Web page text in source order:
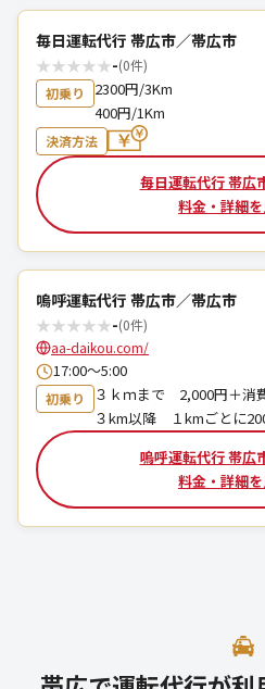
毎日運転代行 帯広市／帯広市
★★★★★-(0件)
初乗り
2300円/3Km
400円/1Km
決済方法
毎日運転代行 帯広
料金・詳細
嗚呼運転代行 帯広市／帯広市
★★★★★-(0件)
aa-daikou.com/
17:00～5:00
初乗り
３ｋｍまで 2,000円＋消
３km以降 １kmごとに
嗚呼運転代行 帯広
料金・詳細